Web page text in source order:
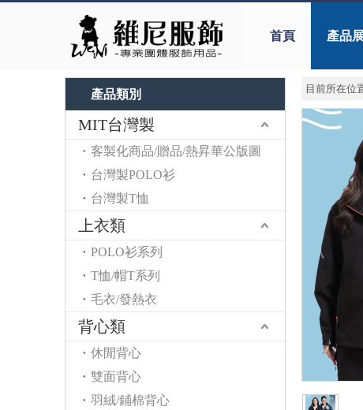
首頁 產品
產品類別
MIT台灣製
客製化商品/贈品/熱昇華公版圖
台灣製POLO衫
台灣製T恤
上衣類
POLO衫系列
T恤/帽T系列
毛衣/發熱衣
背心類
休閒背心
雙面背心
羽絨/鋪棉背心
目前所在位